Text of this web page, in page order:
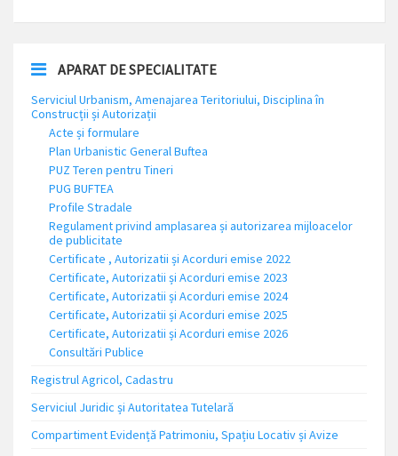
APARAT DE SPECIALITATE
Serviciul Urbanism, Amenajarea Teritoriului, Disciplina în
Construcții și Autorizații
Acte și formulare
Plan Urbanistic General Buftea
PUZ Teren pentru Tineri
PUG BUFTEA
Profile Stradale
Regulament privind amplasarea și autorizarea mijloacelor
de publicitate
Certificate , Autorizatii și Acorduri emise 2022
Certificate, Autorizatii și Acorduri emise 2023
Certificate, Autorizatii și Acorduri emise 2024
Certificate, Autorizatii și Acorduri emise 2025
Certificate, Autorizatii și Acorduri emise 2026
Consultări Publice
Registrul Agricol, Cadastru
Serviciul Juridic și Autoritatea Tutelară
Compartiment Evidență Patrimoniu, Spațiu Locativ și Avize